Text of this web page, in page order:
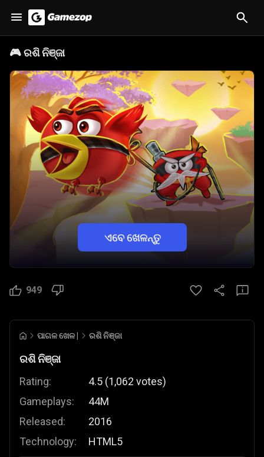
🎮ରଶି ନିଞ୍ଜା
ଏବେ ଖେଳନ୍ତୁ
949
ପାଗଳ ଖେଳ | ରଶି ନିଞ୍ଜା
ରଶି ନିଞ୍ଜା
Rating:
Gameplays:
Released:
Technology:
4.5 (1,062 votes)
44M
2016
HTML5